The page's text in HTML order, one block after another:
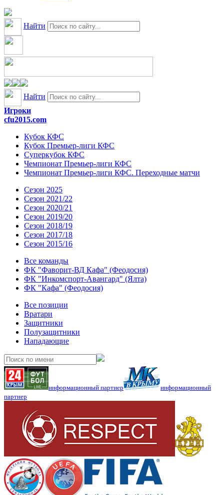
Найти
Найти
Игроки
cfu2015.com
Кубок КФС
Кубок Премьер-лиги КФС
Суперкубок КФС
Чемпионат Премьер-лиги КФС
Чемпионат Премьер-лиги КФС. Переходные матчи
Сезон 2025
Сезон 2021/22
Сезон 2020/21
Сезон 2019/20
Сезон 2018/19
Сезон 2017/18
Сезон 2015/16
Все команды
ФК "Фаворит-ВД Кафа" (Феодосия)
ФК "Инкомспорт-Авангард" (Ялта)
ФК "Кафа" (Феодосия)
Все позиции
Вратари
Защитники
Полузащитники
Нападающие
информационный партнер
информационный
партнер